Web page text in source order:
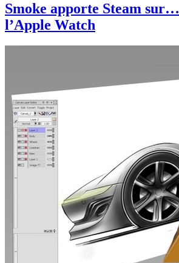
Smoke apporte Steam sur…
l’Apple Watch